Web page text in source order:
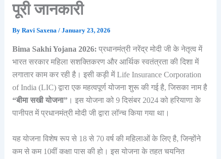
पूरी जानकारी
By Ravi Saxena / January 23, 2026
Bima Sakhi Yojana 2026: प्रधानमंत्री नरेंद्र मोदी जी के नेतृत्व में
भारत सरकार महिला सशक्तिकरण और आर्थिक स्वतंत्रता की दिशा में
लगातार काम कर रही है। इसी कड़ी में Life Insurance Corporation
of India (LIC) द्वारा एक महत्वपूर्ण योजना शुरू की गई है, जिसका नाम है
“बीमा सखी योजना”। इस योजना को 9 दिसंबर 2024 को हरियाणा के
पानीपत में प्रधानमंत्री मोदी जी द्वारा लॉन्च किया गया था।
यह योजना विशेष रूप से 18 से 70 वर्ष की महिलाओं के लिए है, जिन्होंने
कम से कम 10वीं कक्षा पास की हो। इस योजना के तहत चयनित